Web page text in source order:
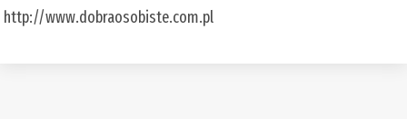
http://www.dobraosobiste.com.pl